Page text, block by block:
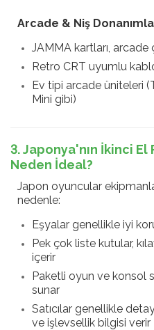
Arcade & Niş
JAMMA kartları,
Retro CRT uyumlu
Ev tipi arcade üniteleri
Mini gibi)
3. Japonya'nın İkinci El
Neden İdeal?
Japon oyuncular
nedenle:
Eşyalar genellikle iyi
Pek çok liste kutular,
içerir
Paketli oyun ve konsol
sunar
Satıcılar genellikle
ve işlevsellik bilgisi verir